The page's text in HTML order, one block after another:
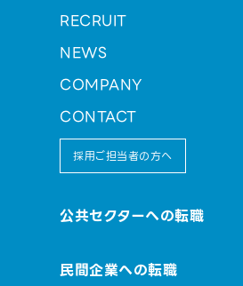
RECRUIT
NEWS
COMPANY
CONTACT
採用ご担当者の方へ
公共セクターへの転職
民間企業への転職